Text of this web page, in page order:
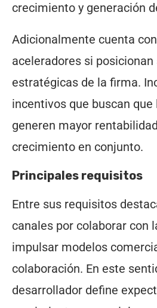
crecimiento y generación
Adicionalmente cuenta
aceleradores si
estratégicas de la firma.
incentivos que buscan
generen mayor
crecimiento en conjunto.
Principales requisitos
Entre sus requisitos
canales por colaborar con
impulsar modelos
colaboración. En este
desarrollador define